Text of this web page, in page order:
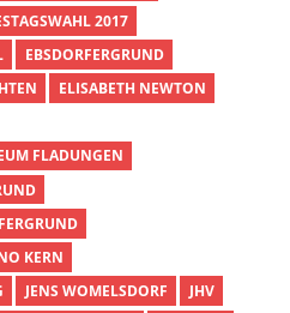
2017
EBSDORFERGRUND
ELISABETH NEWTON
FLADUNGEN
KERN
JENS WOMELSDORF
JHV